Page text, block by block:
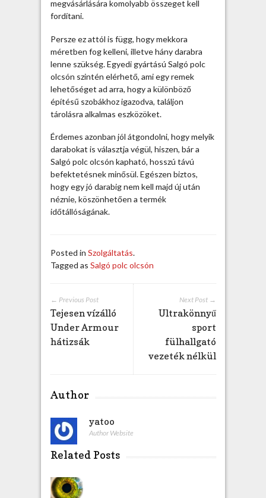
r
e
z
h
e
t
ő
e
j
e
g
y
z
h
e
megvásárlására komolyabb összeget kell
fordítani.
Persze ez attól is függ, hogy mekkora
méretben fog kelleni, illetve hány darabra
lenne szükség. Egyedi gyártású Salgó polc
olcsón szintén elérhető, ami egy remek
lehetőséget ad arra, hogy a különböző
építésű szobákhoz igazodva, találjon
tárolásra alkalmas eszközöket.
Érdemes azonban jól átgondolni, hogy melyik
darabokat is választja végül, hiszen, bár a
Salgó polc olcsón kapható, hosszú távú
befektetésnek minősül. Egészen biztos,
hogy egy jó darabig nem kell majd új után
néznie, köszönhetően a termék
időtállóságának.
Posted in Szolgáltatás.
Tagged as Salgó polc olcsón
Next Post →
Ultrakönnyű
sport
fülhallgató
vezeték nélkül
← Previous Post
Tejesen vízálló
Under Armour
hátizsák
Author
yatoo
Author Website
Related Posts